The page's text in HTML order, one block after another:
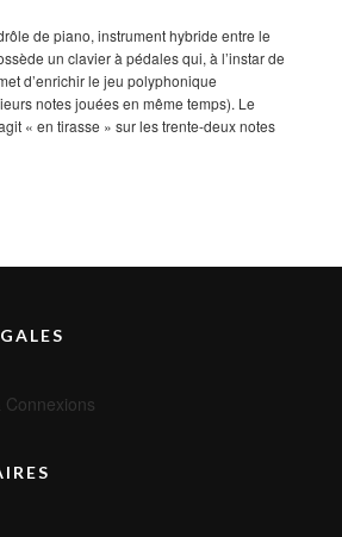
de piano, instrument hybride entre le
un clavier à pédales qui, à l’instar de
d’enrichir le jeu polyphonique
notes jouées en même temps). Le
« en tirasse » sur les trente-deux notes